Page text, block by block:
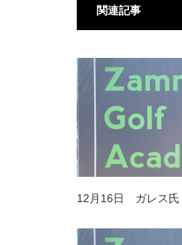
関連記事
12月16日 ガレス氏